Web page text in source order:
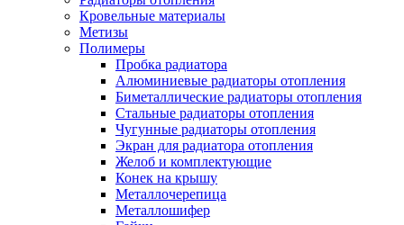
Кровельные материалы
Метизы
Полимеры
Пробка радиатора
Алюминиевые радиаторы отопления
Биметаллические радиаторы отопления
Стальные радиаторы отопления
Чугунные радиаторы отопления
Экран для радиатора отопления
Желоб и комплектующие
Конек на крышу
Металлочерепица
Металлошифер